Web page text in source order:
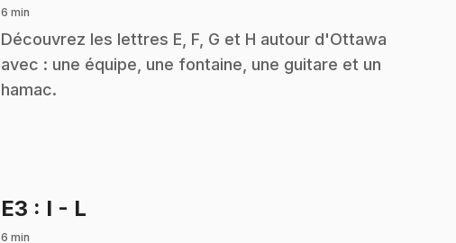
6 min
.Découvrez les lettres E, F, G et H autour d'Ottawa
avec : une équipe, une fontaine, une guitare et un
hamac.
E3 : I - L
6 min